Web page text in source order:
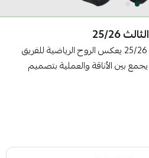
25/26
تيشيرت مانشستر يونايتد الثالث 25/26 يعكس الروح الرياضية للفريق
بين الأناقة والعملية بتصميم